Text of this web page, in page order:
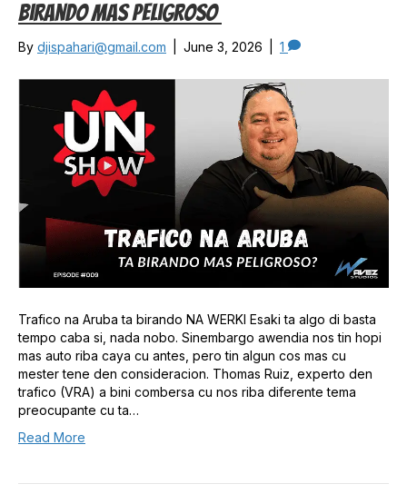
Birando Mas Peligroso
By djispahari@gmail.com June 3, 2026 1
Trafico na Aruba ta birando NA WERKI Esaki ta algo di basta
tempo caba si, nada nobo. Sinembargo awendia nos tin hopi
mas auto riba caya cu antes, pero tin algun cos mas cu
mester tene den consideracion. Thomas Ruiz, experto den
trafico (VRA) a bini combersa cu nos riba diferente tema
preocupante cu ta…
Read More